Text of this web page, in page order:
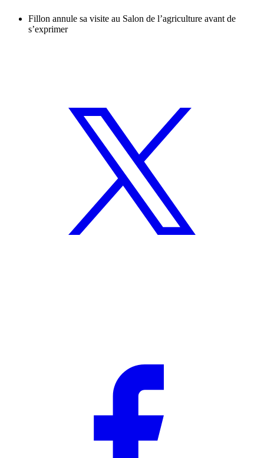
Fillon annule sa visite au Salon de l’agriculture avant de
s’exprimer